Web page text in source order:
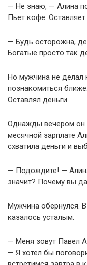
— Не знаю, — Алина
Пьет кофе. Оставляет
— Будь осторожна,
Богатые просто так
Но мужчина не делал
познакомиться
Оставлял деньги.
Однажды вечером он
месячной зарплате
схватила деньги и
— Подождите! —
значит? Почему вы
Мужчина обернулся.
казалось усталым.
— Меня зовут Павел
— Я хотел бы